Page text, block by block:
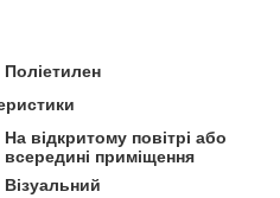
Поліетилен
На відкритому повітрі або
всередині приміщення
Візуальний